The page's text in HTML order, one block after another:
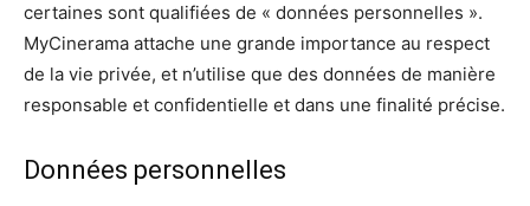
certaines sont qualifiées de « données personnelles ».
MyCinerama attache une grande importance au respect
de la vie privée, et n’utilise que des données de manière
responsable et confidentielle et dans une finalité précise.
Données personnelles